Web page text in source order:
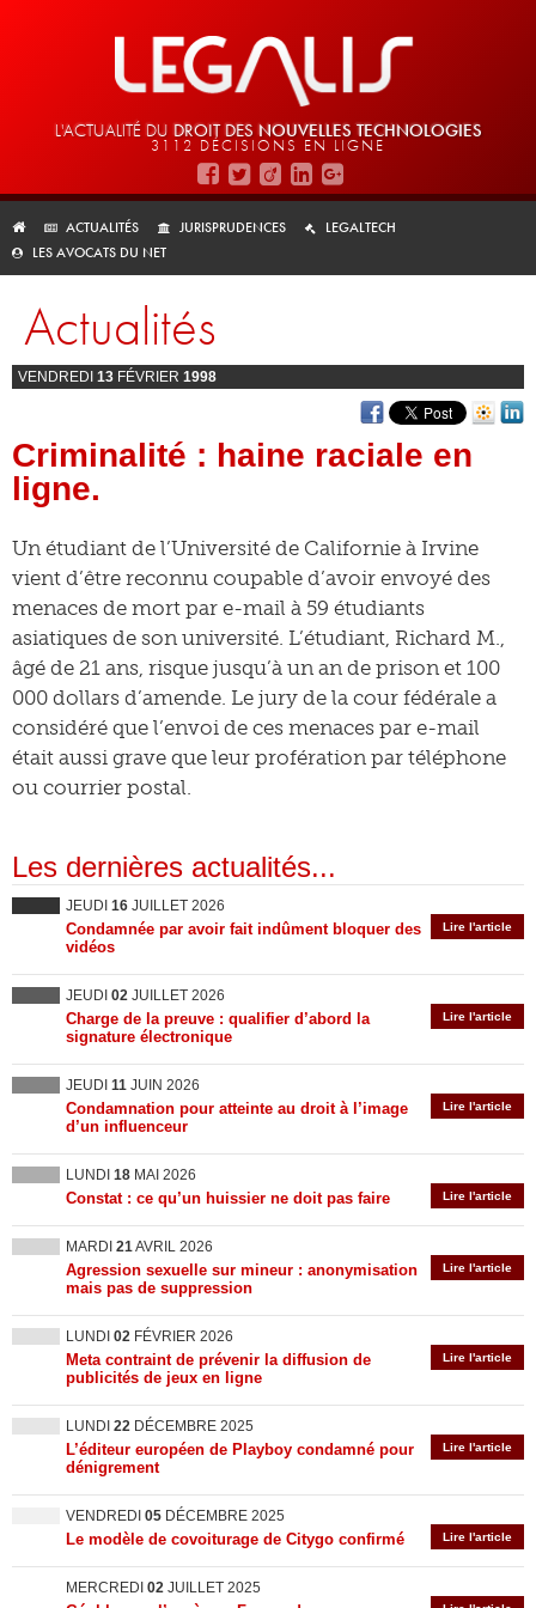
L'ACTUALITÉ DU DROIT DES NOUVELLES TECHNOLOGIES
3112 DÉCISIONS EN LIGNE
ACTUALITÉS JURISPRUDENCES
LEGALTECH
LES AVOCATS DU NET
Actualités
VENDREDI 13 FÉVRIER 1998
Criminalité : haine raciale en
ligne.
Un étudiant de l’Université de Californie à Irvine
vient d’être reconnu coupable d’avoir envoyé des
menaces de mort par e-mail à 59 étudiants
asiatiques de son université. L’étudiant, Richard M.,
âgé de 21 ans, risque jusqu’à un an de prison et 100
000 dollars d’amende. Le jury de la cour fédérale a
considéré que l’envoi de ces menaces par e-mail
était aussi grave que leur profération par téléphone
ou courrier postal.
Les dernières actualités...
JEUDI 16 JUILLET 2026
Lire l'article
Condamnée par avoir fait indûment bloquer des
vidéos
JEUDI 02 JUILLET 2026
Lire l'article
Charge de la preuve : qualifier d’abord la
signature électronique
JEUDI 11 JUIN 2026
Lire l'article
Condamnation pour atteinte au droit à l’image
d’un influenceur
LUNDI 18 MAI 2026
Lire l'article
Constat : ce qu’un huissier ne doit pas faire
MARDI 21AVRIL 2026
Lire l'article
Agression sexuelle sur mineur : anonymisation
mais pas de suppression
LUNDI 02 FÉVRIER 2026
Lire l'article
Meta contraint de prévenir la diffusion de
publicités de jeux en ligne
LUNDI 22 DÉCEMBRE 2025
Lire l'article
L’éditeur européen de Playboy condamné pour
dénigrement
VENDREDI 05 DÉCEMBRE 2025
Lire l'article
Le modèle de covoiturage de Citygo confirmé
MERCREDI 02 JUILLET 2025